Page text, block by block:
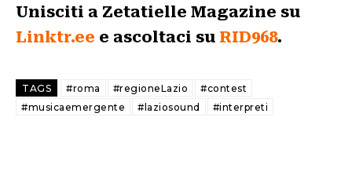
Unisciti a Zetatielle Magazine su
Linktr.ee e ascoltaci su RID968.
TAGS #roma #regioneLazio
#contest
#musicaemergente
#laziosound #interpreti